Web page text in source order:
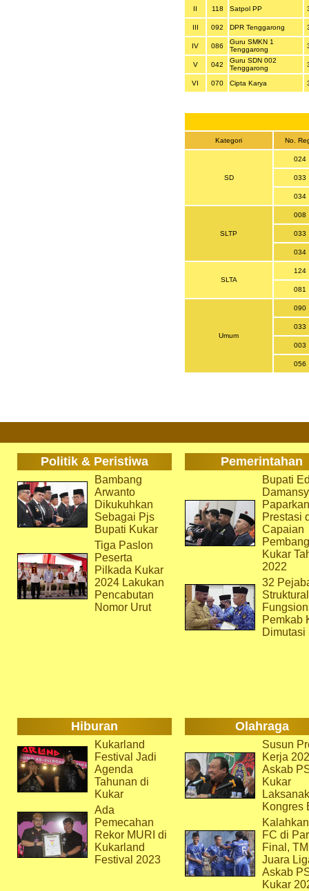
II 118 Satpol PP
III 092 DPR Tenggarong
IV 086
Guru SMKN 1
Tenggarong
V 042
Guru SDN 002
Tenggarong
VI 070 Cipta Karya
Kategori No.
SD
024
033
034
SLTP
008
033
034
SLTA
124
081
Umum
090
033
003
056
Politik & Peristiwa Pemerintahan
Bambang
Arwanto
Dikukuhkan
Sebagai Pjs
Bupati Kukar
Tiga Paslon
Peserta
Pilkada Kukar
2024 Lakukan
Pencabutan
Nomor Urut
Bupati
Paparkan
Prestasi
Capaian
Kukar
2022
32
Pemkab
Dimutasi
Hiburan Olahraga
Kukarland
Festival Jadi
Agenda
Tahunan di
Kukar
Ada
Pemecahan
Rekor MURI di
Kukarland
Festival 2023
Susun
Kerja
Askab
Kukar
Kongres
FC di
Final,
Juara
Askab
Kukar